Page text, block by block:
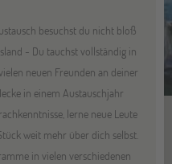
besuchst du nicht bloß
- Du tauchst vollständig in
neuen Freunden an deiner
in einem Austauschjahr
lerne neue Leute
weit mehr über dich selbst.
in vielen verschiedenen